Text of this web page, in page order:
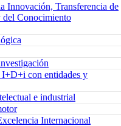
Innovación, Transferencia de
del Conocimiento
I+D+i con entidades y
e industrial
Internacional